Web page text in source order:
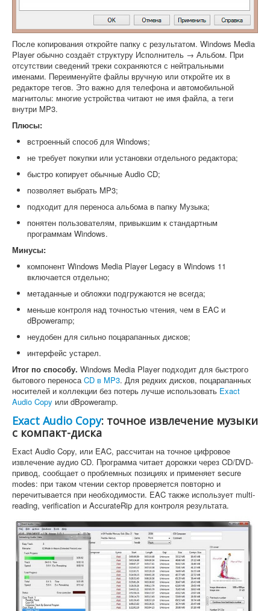
После копирования откройте папку с результатом. Windows Media
Player обычно создаёт структуру Исполнитель → Альбом. При
отсутствии сведений треки сохраняются с нейтральными
именами. Переименуйте файлы вручную или откройте их в
редакторе тегов. Это важно для телефона и автомобильной
магнитолы: многие устройства читают не имя файла, а теги
внутри MP3.
Плюсы:
встроенный способ для Windows;
не требует покупки или установки отдельного редактора;
быстро копирует обычные Audio CD;
позволяет выбрать MP3;
подходит для переноса альбома в папку Музыка;
понятен пользователям, привыкшим к стандартным
программам Windows.
Минусы:
компонент Windows Media Player Legacy в Windows 11
включается отдельно;
метаданные и обложки подгружаются не всегда;
меньше контроля над точностью чтения, чем в EAC и
dBpoweramp;
неудобен для сильно поцарапанных дисков;
интерфейс устарел.
Итог по способу. Windows Media Player подходит для быстрого
бытового переносаCD в MP3. Для редких дисков, поцарапанных
носителей и коллекции без потерь лучше использовать Exact
Audio Copy или dBpoweramp.
Exact Audio Copy: точное извлечение музыки
с компакт-диска
Exact Audio Copy, или EAC, рассчитан на точное цифровое
извлечение аудио CD. Программа читает дорожки через CD/DVD-
привод, сообщает о проблемных позициях и применяет secure
modes: при таком чтении сектор проверяется повторно и
перечитывается при необходимости. EAC также использует multi-
reading, verification и AccurateRip для контроля результата.